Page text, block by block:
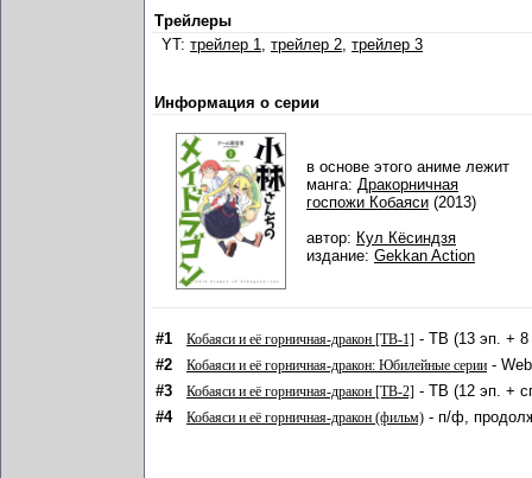
Трейлеры
YT: трейлер 1, трейлер 2, трейлер 3
Информация о серии
в основе этого аниме лежит
манга: Дракорничная
госпожи Кобаяси (2013)
автор: Кул Кёсиндзя
издание: Gekkan Action
#1 Кобаяси и её горничная-дракон [ТВ-1] - ТВ (13 эп. + 8
#2
Кобаяси и её горничная-дракон: Юбилейные серии -
#3
Кобаяси и её горничная-дракон [ТВ-2] - ТВ (12 эп. +
#4
Кобаяси и её горничная-дракон (фильм) - п/ф,